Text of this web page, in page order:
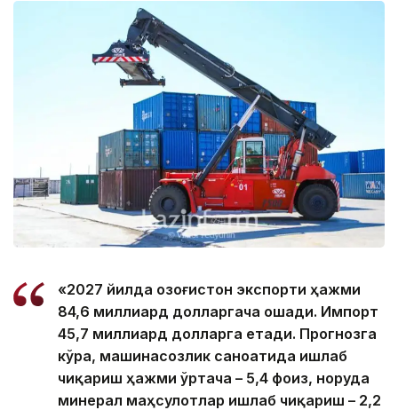
«2027 йилда Қозоғистон экспорти ҳажми
84,6 миллиард долларгача ошади. Импорт
45,7 миллиард долларга етади. Прогнозга
кўра, машинасозлик саноатида ишлаб
чиқариш ҳажми ўртача – 5,4 фоиз, норуда
минерал маҳсулотлар ишлаб чиқариш – 2,2